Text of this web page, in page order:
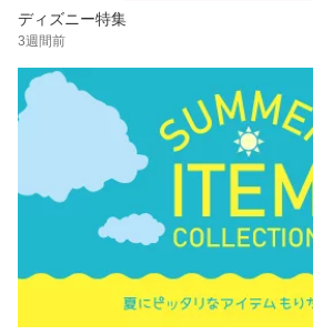
ディズニー特集
3週間前